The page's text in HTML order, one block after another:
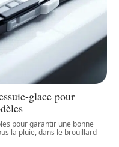
glace pour
pour garantir une bonne
la pluie, dans le brouillard